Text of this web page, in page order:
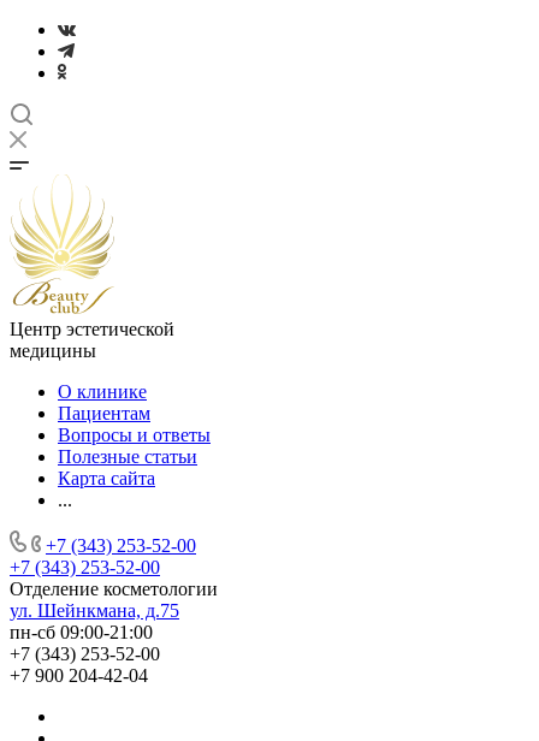
Центр эстетической
медицины
О клинике
Пациентам
Вопросы и ответы
Полезные статьи
Карта сайта
...
+7 (343) 253-52-00
+7 (343) 253-52-00
Отделение косметологии
ул. Шейнкмана, д.75
пн-сб 09:00-21:00
+7 (343) 253-52-00
+7 900 204-42-04